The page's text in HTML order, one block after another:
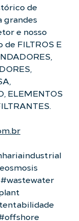
de
grandes
e nosso
FILTROS E
ELEMENTOS
#wastewater